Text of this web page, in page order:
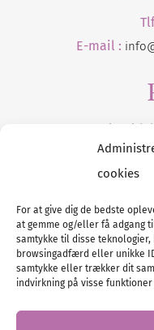
cookies
For at give dig de bedste
at gemme og/eller få adgang
samtykke til disse
browsingadfærd eller unikke
samtykke eller trækker dit
indvirkning på visse funktioner
E-mail :
Tilmeld
E-post: